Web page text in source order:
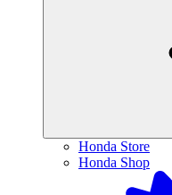
Honda Store
Honda Shop